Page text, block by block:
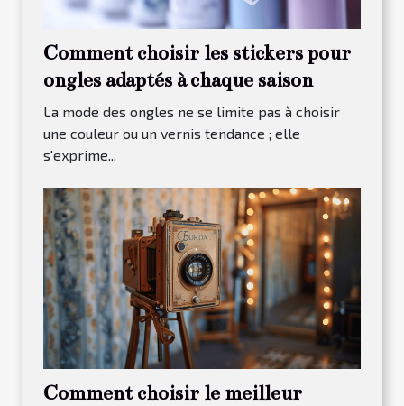
Comment choisir les stickers pour
ongles adaptés à chaque saison
La mode des ongles ne se limite pas à choisir
une couleur ou un vernis tendance ; elle
s'exprime...
Comment choisir le meilleur